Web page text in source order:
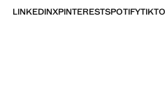
SPOTIFY
PINTEREST
X
LINKEDIN